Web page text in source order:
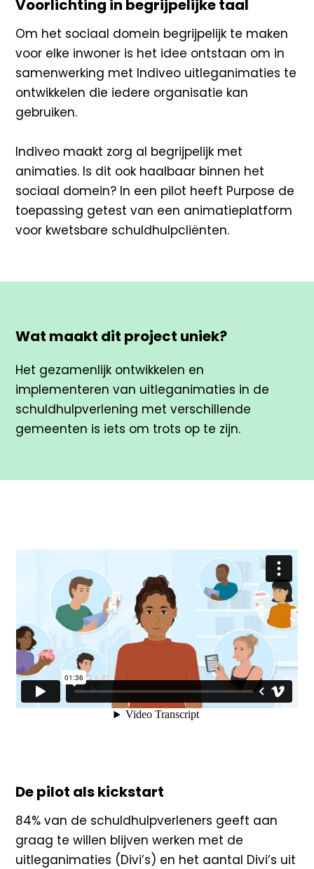
Voorlichting in begrijpelijke taal
Om het sociaal domein begrijpelijk te maken
voor elke inwoner is het idee ontstaan om in
samenwerking met Indiveo uitleganimaties te
ontwikkelen die iedere organisatie kan
gebruiken.
Indiveo maakt zorg al begrijpelijk met
animaties. Is dit ook haalbaar binnen het
sociaal domein? In een pilot heeft Purpose de
toepassing getest van een animatieplatform
voor kwetsbare schuldhulpcliënten.
Wat maakt dit project uniek?
Het gezamenlijk ontwikkelen en
implementeren van uitleganimaties in de
schuldhulpverlening met verschillende
gemeenten is iets om trots op te zijn.
De pilot als kickstart
84% van de schuldhulpverleners geeft aan
graag te willen blijven werken met de
uitleganimaties (Divi’s) en het aantal Divi’s uit